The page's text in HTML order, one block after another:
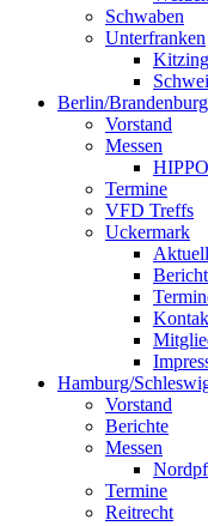
Schwaben
Unterfranken
Berlin/Brandenburg
Vorstand
Messen
Termine
VFD Treffs
Uckermark
Hamburg/
Vorstand
Berichte
Messen
Termine
Reitrecht